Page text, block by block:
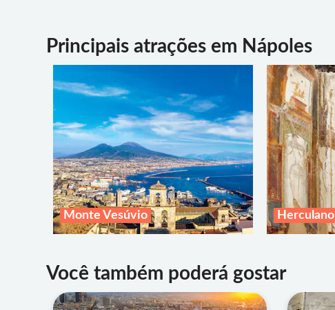
Principais atrações em Nápoles
Monte Vesúvio Herculano
Você também poderá gostar